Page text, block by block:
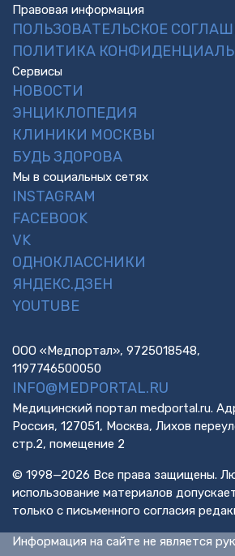
Правовая информация
ПОЛЬЗОВАТЕЛЬСКОЕ
ПОЛИТИКА
Сервисы
НОВОСТИ
ЭНЦИКЛОПЕДИЯ
КЛИНИКИ МОСКВЫ
БУДЬ ЗДОРОВА
Мы в социальных сетях
INSTAGRAM
FACEBOOK
VK
ОДНОКЛАССНИКИ
ЯНДЕКС.ДЗЕН
YOUTUBE
ООО «Медпортал», 9725018548,
1197746500050
INFO@MEDPORTAL.RU
Медицинский портал medportal.ru.
Россия, 127051, Москва, Лихов
стр.2, помещение 2
© 1998—2026 Все права защищены.
использование материалов
только с письменного согласия
Информация на сайте не является